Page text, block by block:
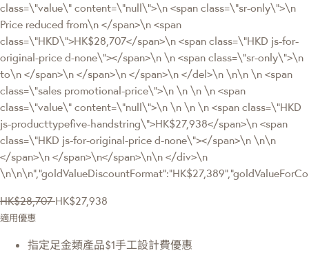
class=\"value\" content=\"null\">\n <span class=\"sr-only\">\n
Price reduced from\n </span>\n <span
class=\"HKD\">HK$28,707</span>\n <span class=\"HKD js-for-
original-price d-none\"></span>\n \n <span class=\"sr-only\">\n
to\n </span>\n </span>\n </span>\n </del>\n \n\n \n <span
class=\"sales promotional-price\">\n \n \n \n <span
class=\"value\" content=\"null\">\n \n \n \n <span class=\"HKD
js-producttypefive-handstring\">HK$27,938</span>\n <span
class=\"HKD js-for-original-price d-none\"></span>\n \n\n
</span>\n </span>\n</span>\n\n </div>\n
HK$28,707 HK$27,938
適用優惠
指定足金類產品$1手工設計費優惠